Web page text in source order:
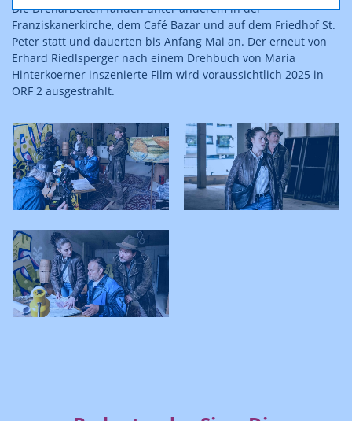
Die Dreharbeiten fanden unter anderem in der
Franziskanerkirche, dem Café Bazar und auf dem Friedhof St.
Peter statt und dauerten bis Anfang Mai an. Der erneut von
Erhard Riedlsperger nach einem Drehbuch von Maria
Hinterkoerner inszenierte Film wird voraussichtlich 2025 in
ORF 2 ausgestrahlt.